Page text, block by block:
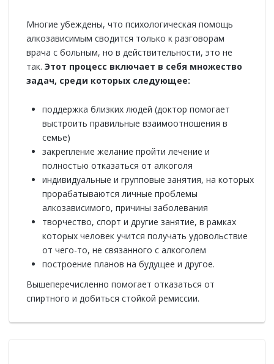
Многие убеждены, что психологическая помощь
алкозависимым сводится только к разговорам
врача с больным, но в действительности, это не
так. Этот процесс включает в себя множество
задач, среди которых следующее:
поддержка близких людей (доктор помогает
выстроить правильные взаимоотношения в
семье)
закрепление желание пройти лечение и
полностью отказаться от алкоголя
индивидуальные и групповые занятия, на которых
прорабатываются личные проблемы
алкозависимого, причины заболевания
творчество, спорт и другие занятие, в рамках
которых человек учится получать удовольствие
от чего-то, не связанного с алкоголем
построение планов на будущее и другое.
Вышеперечисленно помогает отказаться от
спиртного и добиться стойкой ремиссии.